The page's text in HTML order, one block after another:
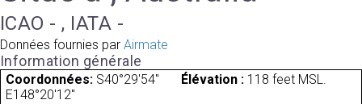
ICAO - , IATA -
Données fournies par Airmate
Information générale
Coordonnées: S40°29'54"
E148°20'12"
Élévation : 118 feet MSL.